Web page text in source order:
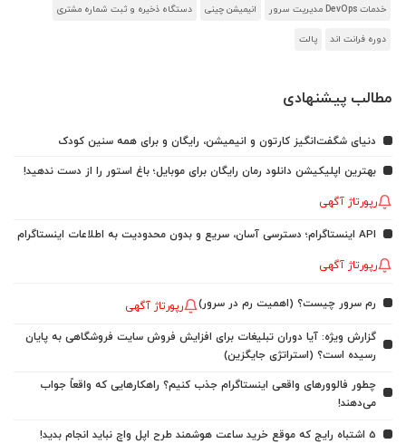
خدمات DevOps مدیریت سرور انیمیشن چینی دستگاه ذخیره و ثبت شماره مشتری
دوره فرانت اند پالت
مطالب پیشنهادی
دنیای شگفت‌انگیز کارتون و انیمیشن، رایگان و برای همه سنین کودک
بهترین اپلیکیشن دانلود رمان رایگان برای موبایل؛ باغ استور را از دست ندهید!
رپورتاژ آگهی
API اینستاگرام؛ دسترسی آسان، سریع و بدون محدودیت به اطلاعات اینستاگرام
رپورتاژ آگهی
رم سرور چیست؟ (اهمیت رم در سرور) رپورتاژ آگهی
گزارش ویژه: آیا دوران تبلیغات برای افزایش فروش سایت فروشگاهی به پایان
رسیده است؟ (استراتژی جایگزین)
چطور فالوورهای واقعی اینستاگرام جذب کنیم؟ راهکارهایی که واقعاً جواب
می‌دهند!
5 اشتباه رایج که موقع خرید ساعت هوشمند طرح اپل واچ نباید انجام بدید!